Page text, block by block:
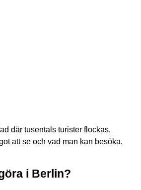
där tusentals turister flockas,
att se och vad man kan besöka.
i Berlin?